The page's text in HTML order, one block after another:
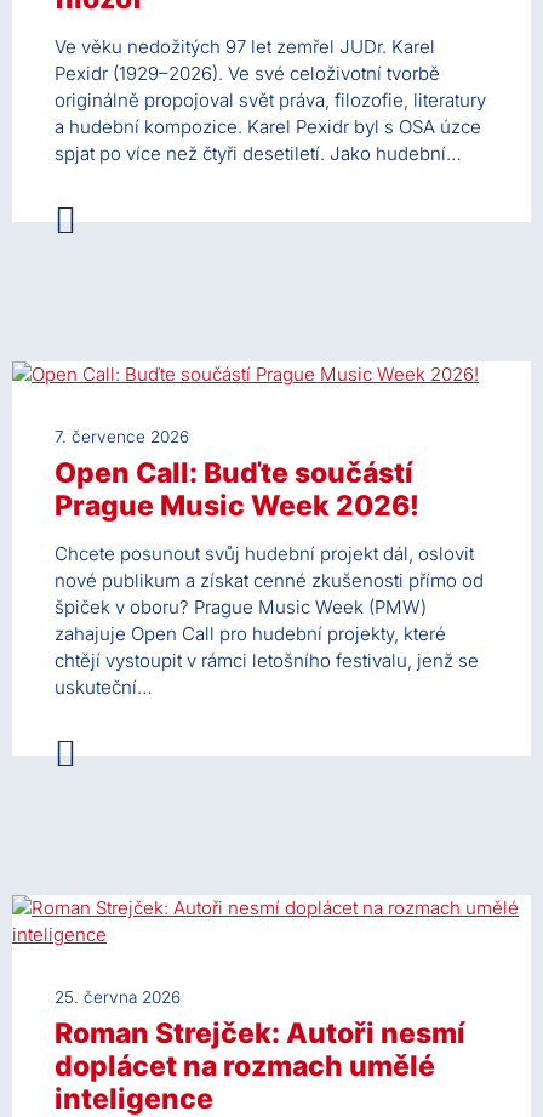
Ve věku nedožitých 97 let zemřel JUDr. Karel
Pexidr (1929–2026). Ve své celoživotní tvorbě
originálně propojoval svět práva, filozofie, literatury
a hudební kompozice. Karel Pexidr byl s OSA úzce
spjat po více než čtyři desetiletí. Jako hudební…
7. července 2026
Open Call: Buďte součástí
Prague Music Week 2026!
Chcete posunout svůj hudební projekt dál, oslovit
nové publikum a získat cenné zkušenosti přímo od
špiček v oboru? Prague Music Week (PMW)
zahajuje Open Call pro hudební projekty, které
chtějí vystoupit v rámci letošního festivalu, jenž se
uskuteční…
25. června 2026
Roman Strejček: Autoři nesmí
doplácet na rozmach umělé
inteligence